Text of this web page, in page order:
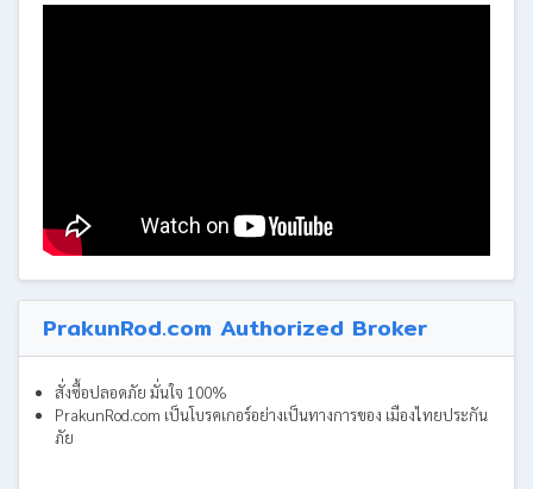
PrakunRod.com Authorized Broker
สั่งซื้อปลอดภัย มั่นใจ 100%
PrakunRod.com เป็นโบรคเกอร์อย่างเป็นทางการของ เมืองไทยประกัน
ภัย